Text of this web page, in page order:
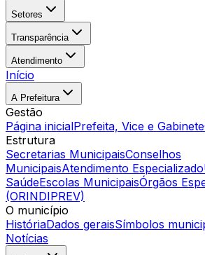
Setores
Transparência
Atendimento
Início
A Prefeitura
Gestão
Página inicialPrefeita, Vice e Gabinete
Estrutura
Secretarias MunicipaisConselhos
MunicipaisAtendimento Especializado
SaúdeEscolas MunicipaisÓrgãos
(ORINDIPREV)
O município
HistóriaDados geraisSímbolos
Notícias